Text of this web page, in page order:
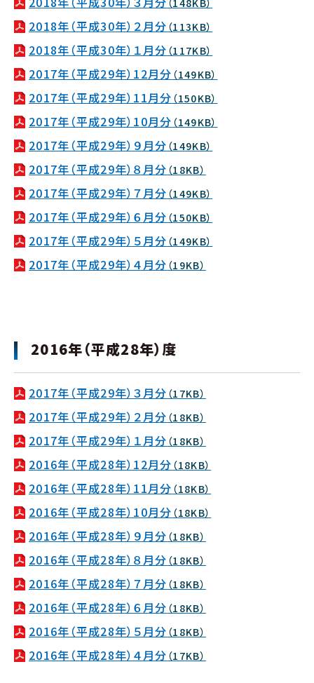
（148KB）
2018年（平成30年）２月分 （113KB）
2018年（平成30年）１月分 （117KB）
2017年（平成29年）12月分 （149KB）
2017年（平成29年）11月分 （150KB）
2017年（平成29年）10月分 （149KB）
2017年（平成29年）９月分 （149KB）
2017年（平成29年）８月分 （18KB）
2017年（平成29年）７月分 （149KB）
2017年（平成29年）６月分 （150KB）
2017年（平成29年）５月分 （149KB）
2017年（平成29年）４月分 （19KB）
2016年（平成28年）度
2017年（平成29年）３月分 （17KB）
2017年（平成29年）２月分 （18KB）
2017年（平成29年）１月分 （18KB）
2016年（平成28年）12月分 （18KB）
2016年（平成28年）11月分 （18KB）
2016年（平成28年）10月分 （18KB）
2016年（平成28年）９月分 （18KB）
2016年（平成28年）８月分 （18KB）
2016年（平成28年）７月分 （18KB）
2016年（平成28年）６月分 （18KB）
2016年（平成28年）５月分 （18KB）
2016年（平成28年）４月分 （17KB）